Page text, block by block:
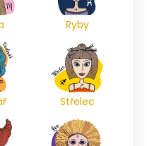
Ryby
Střelec